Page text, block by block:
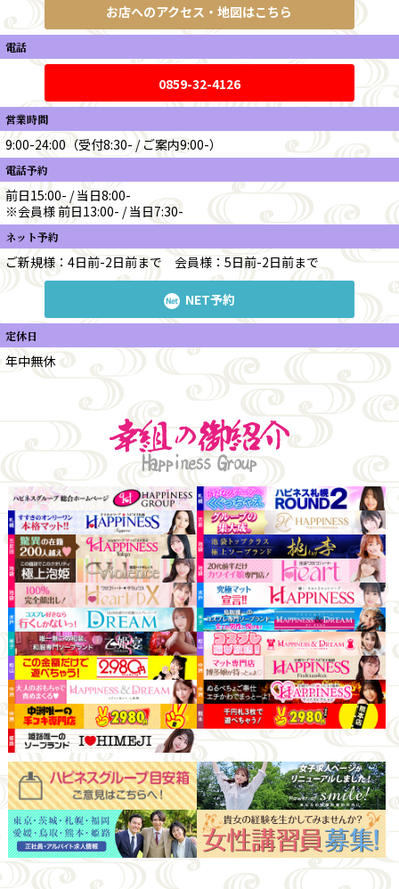
お店へのアクセス・地図はこちら
電話
0859-32-4126
営業時間
9:00-24:00（受付8:30- / ご案内9:00-）
電話予約
前日15:00- / 当日8:00-
※会員様 前日13:00- / 当日7:30-
ネット予約
ご新規様：4日前-2日前まで 会員様：5日前-2日前まで
NET予約
定休日
年中無休